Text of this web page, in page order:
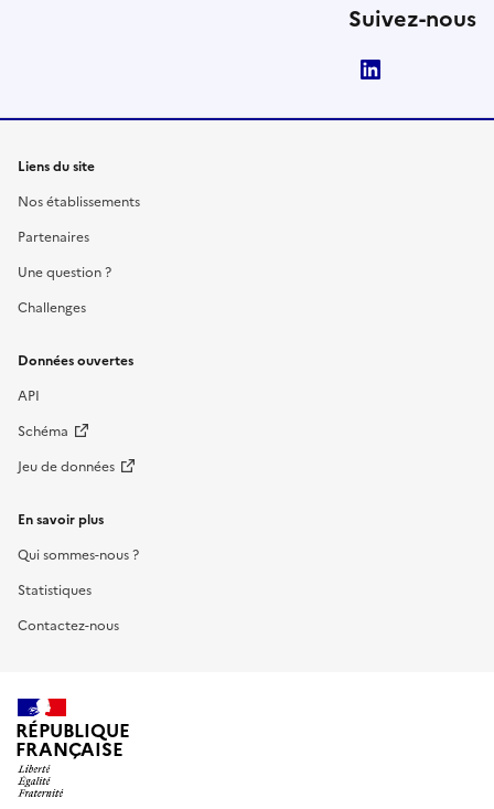
Suivez-nous
Liens du site
Nos établissements
Partenaires
Une question ?
Challenges
Données ouvertes
API
Schéma
Jeu de données
En savoir plus
Qui sommes-nous ?
Statistiques
Contactez-nous
RÉPUBLIQUE
FRANÇAISE